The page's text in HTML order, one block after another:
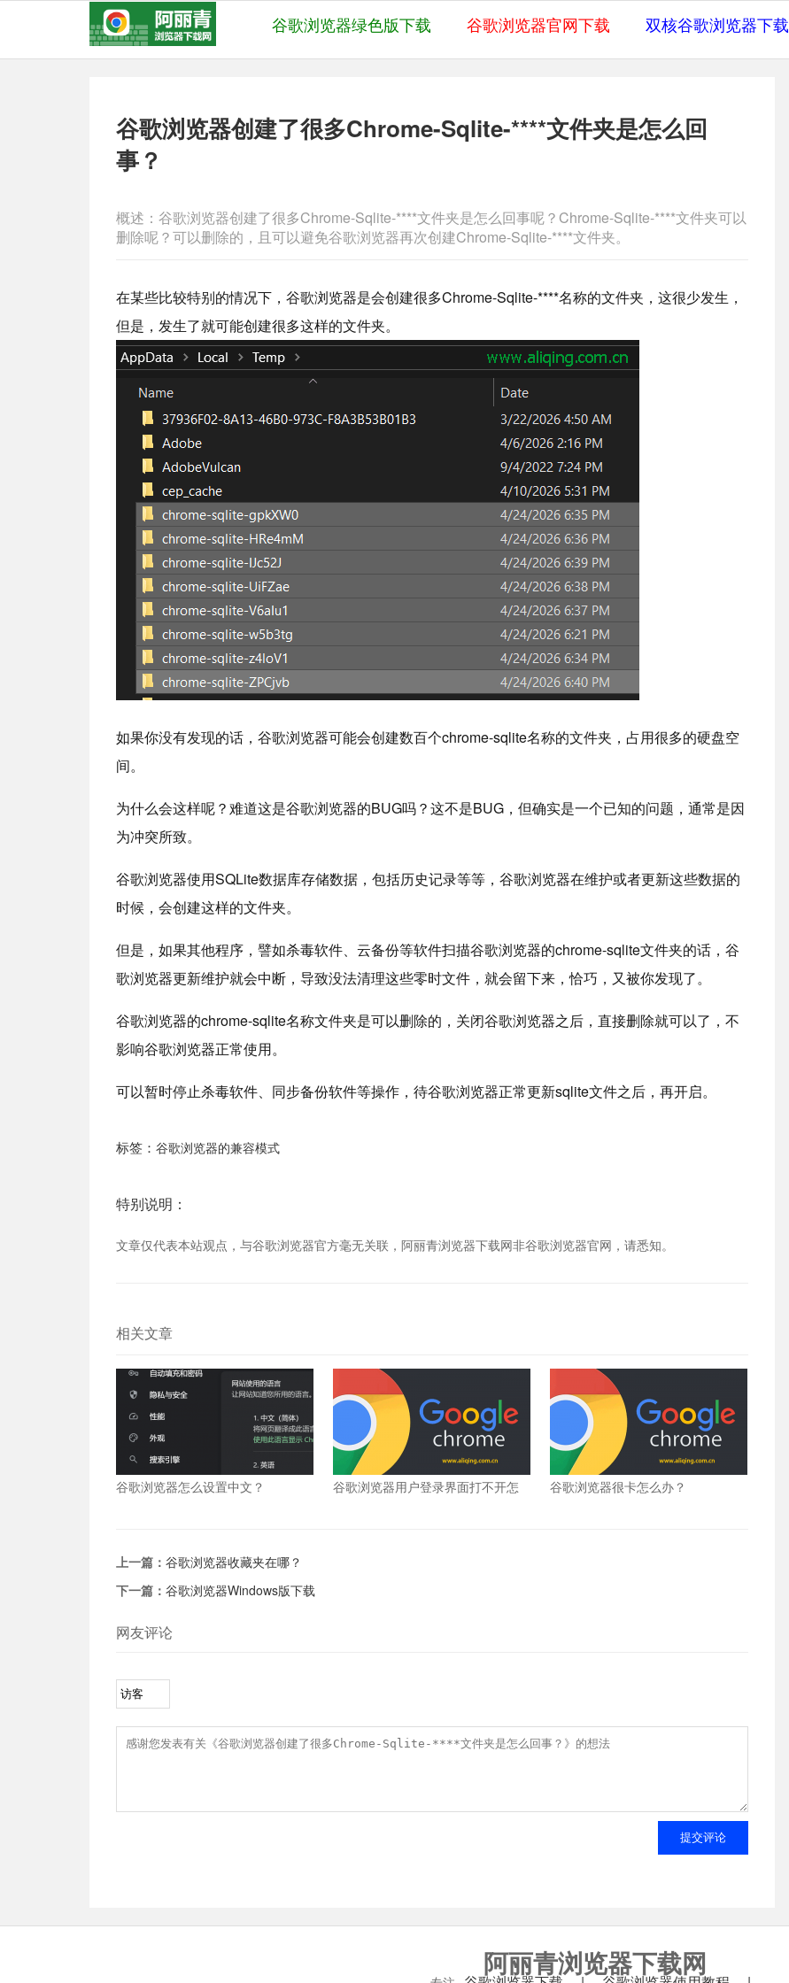
谷歌浏览器绿色版下载 谷歌浏览器官网下载 双核谷歌浏览器下载
谷歌浏览器创建了很多Chrome-Sqlite-****文件夹是怎么回
事？
概述：谷歌浏览器创建了很多Chrome-Sqlite-****文件夹是怎么回事呢？Chrome-Sqlite-****文件夹可以
删除呢？可以删除的，且可以避免谷歌浏览器再次创建Chrome-Sqlite-****文件夹。
在某些比较特别的情况下，谷歌浏览器是会创建很多Chrome-Sqlite-****名称的文件夹，这很少发生，
但是，发生了就可能创建很多这样的文件夹。
如果你没有发现的话，谷歌浏览器可能会创建数百个chrome-sqlite名称的文件夹，占用很多的硬盘空
间。
为什么会这样呢？难道这是谷歌浏览器的BUG吗？这不是BUG，但确实是一个已知的问题，通常是因
为冲突所致。
谷歌浏览器使用SQLite数据库存储数据，包括历史记录等等，谷歌浏览器在维护或者更新这些数据的
时候，会创建这样的文件夹。
但是，如果其他程序，譬如杀毒软件、云备份等软件扫描谷歌浏览器的chrome-sqlite文件夹的话，谷
歌浏览器更新维护就会中断，导致没法清理这些零时文件，就会留下来，恰巧，又被你发现了。
谷歌浏览器的chrome-sqlite名称文件夹是可以删除的，关闭谷歌浏览器之后，直接删除就可以了，不
影响谷歌浏览器正常使用。
可以暂时停止杀毒软件、同步备份软件等操作，待谷歌浏览器正常更新sqlite文件之后，再开启。
标签： 谷歌浏览器的兼容模式
特别说明：
文章仅代表本站观点，与谷歌浏览器官方毫无关联，阿丽青浏览器下载网非谷歌浏览器官网，请悉知。
相关文章
谷歌浏览器怎么设置中文？
谷歌浏览器用户登录界面打不开怎
谷歌浏览器很卡怎么办？
上一篇： 谷歌浏览器收藏夹在哪？
下一篇： 谷歌浏览器Windows版下载
网友评论
提交评论
阿丽青浏览器下载网